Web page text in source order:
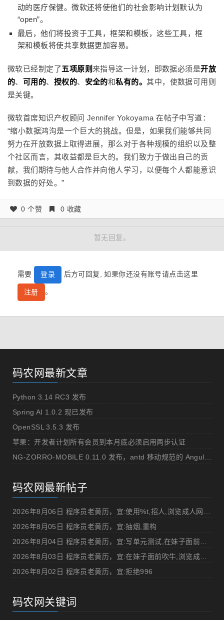
动的医疗保健。微软还将使他们的社会影响计划默认为
“open”。
最后，他们将投资于工具，框架和模板，这些工具，框
架和模板将使共享数据更加容易。
微软已经制定了五项原则来指导这一计划，即数据必须是开放
的、 可用的、 授权的、 安全的和私有的。其中，使数据可用则
是关键。
微软首席知识产权顾问 Jennifer Yokoyama 在帖子中写道：
“缩小数据鸿沟是一个巨大的挑战。但是，如果我们能够共同
努力在开放数据上取得进展，那么对于各种规模的组织以及整
个社区而言，其收益都是巨大的。我们致力于做出自己的贡
献，我们期待与他人合作并向他人学习，以便每个人都能意识
到数据的好处。”
0 个赞 0 收藏
暂无回复。
需要 登录 后方可回复, 如果你还没有账号请点击这里
注册 。
码农网最新文章
Python 3.14 RC3 发布
Spring AI 1.0.2 现已发布
OpenSSL 3.5.3 发布
苹果：开发者计划所有会员到本月底必须启用两步认证
码农网最新帖子
2026年8月05日 程序员老黄历，宜:抽烟,重构
2026年8月02日 程序员老黄历，宜:拒绝996
码农网关键词